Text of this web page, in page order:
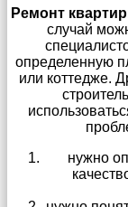
Ремонт
случай
определенную
или коттедже.
нужно